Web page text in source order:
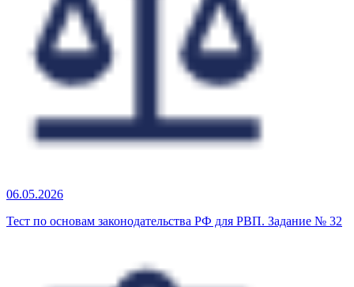
06.05.2026
Тест по основам законодательства РФ для РВП. Задание № 32